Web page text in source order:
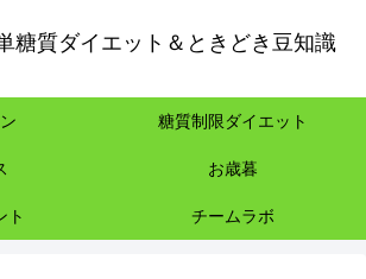
糖質ダイエット＆ときどき豆知識
糖質制限ダイエット
お歳暮
ト チームラボ